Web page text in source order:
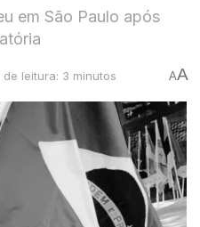
em São Paulo após
de leitura: 3 minutos AA